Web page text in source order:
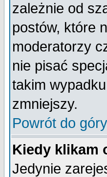
zależnie od
postów, które
moderatorzy
nie pisać
takim
zmniejszy.
Powrót do góry
Kiedy klikam
Jedynie